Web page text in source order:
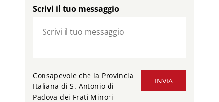
Scrivi il tuo messaggio
INVIA
Consapevole che la Provincia
Italiana di S. Antonio di
Padova dei Frati Minori